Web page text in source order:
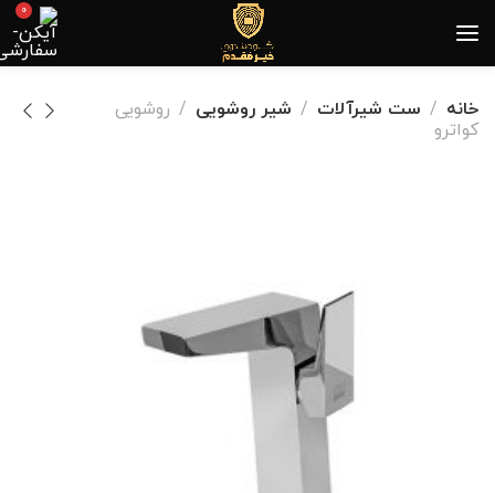
0
خانه ست شیرآلات شیر روشویی
روشویی
کواترو